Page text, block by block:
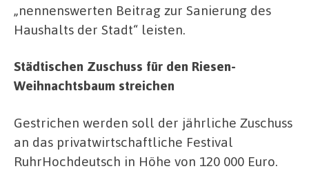
„nennenswerten Beitrag zur Sanierung des
Haushalts der Stadt“ leisten.
Städtischen Zuschuss für den Riesen-
Weihnachtsbaum streichen
Gestrichen werden soll der jährliche Zuschuss
an das privatwirtschaftliche Festival
RuhrHochdeutsch in Höhe von 120 000 Euro.